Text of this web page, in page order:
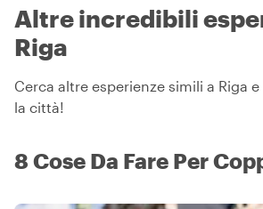
Altre incredibili
Riga
Cerca altre esperienze simili a Riga
la città!
8 Cose Da Fare Per